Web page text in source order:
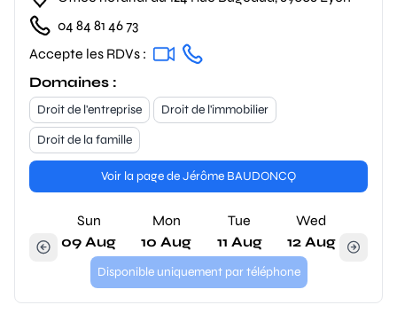
04 84 81 46 73
Accepte les RDVs :
Domaines :
Droit de l'entreprise
Droit de l'immobilier
Droit de la famille
Voir la page de Jérôme BAUDONCQ
Sun
09 Aug
Mon
10 Aug
Tue
11 Aug
Wed
12 Aug
Disponible uniquement par téléphone